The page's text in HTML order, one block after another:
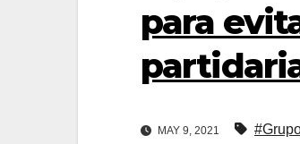
para
MAY 9, 2021